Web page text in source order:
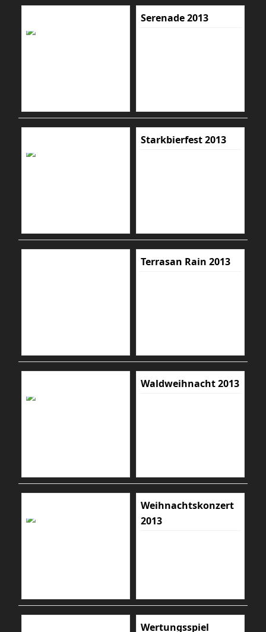
Serenade 2013
Starkbierfest 2013
Terrasan Rain 2013
Waldweihnacht 2013
Weihnachtskonzert
2013
Wertungsspiel